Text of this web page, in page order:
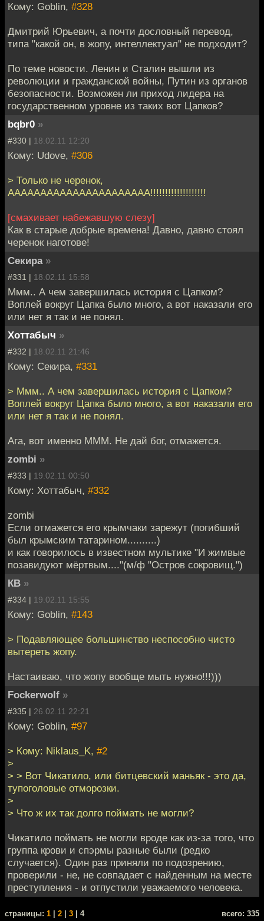
Кому: Goblin, #328
Дмитрий Юрьевич, а почти дословный перевод,
типа "какой он, в жопу, интеллектуал" не подходит?
По теме новости. Ленин и Сталин вышли из
революции и гражданской войны, Путин из органов
безопасности. Возможен ли приход лидера на
государственном уровне из таких вот Цапков?
bqbr0 »
#330 | 18.02.11 12:20
Кому: Udove, #306
> Только не черенок,
АААААААААААААААААААААА!!!!!!!!!!!!!!!!!!!
[смахивает набежавшую слезу]
Как в старые добрые времена! Давно, давно стоял
черенок наготове!
Секира »
#331 | 18.02.11 15:58
Ммм.. А чем завершилась история с Цапком?
Воплей вокруг Цапка было много, а вот наказали его
или нет я так и не понял.
Хоттабыч »
#332 | 18.02.11 21:46
Кому: Секира, #331
> Ммм.. А чем завершилась история с Цапком?
Воплей вокруг Цапка было много, а вот наказали его
или нет я так и не понял.
Ага, вот именно МММ. Не дай бог, отмажется.
zombi »
#333 | 19.02.11 00:50
Кому: Хоттабыч, #332
zombi
Если отмажется его крымчаки зарежут (погибший
был крымским татарином..........)
и как говорилось в известном мультике "И жимвые
позавидуют мёртвым...."(м/ф "Остров сокровищ.")
КВ »
#334 | 19.02.11 15:55
Кому: Goblin, #143
> Подавляющее большинство неспособно чисто
вытереть жопу.
Настаиваю, что жопу вообще мыть нужно!!!)))
Fockerwolf »
#335 | 26.02.11 22:21
Кому: Goblin, #97
> Кому: Niklaus_K, #2
>
> > Вот Чикатило, или битцевский маньяк - это да,
тупоголовые отморозки.
>
> Что ж их так долго поймать не могли?
Чикатило поймать не могли вроде как из-за того, что
группа крови и спэрмы разные были (редко
случается). Один раз приняли по подозрению,
проверили - не, не совпадает с найденным на месте
преступления - и отпустили уважаемого человека.
cтраницы: 1 2 3 | 4 всего: 335